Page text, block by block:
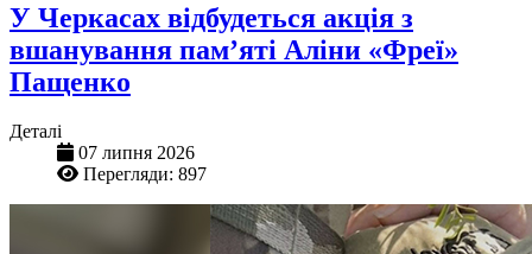
У Черкасах відбудеться акція з
вшанування пам’яті Аліни «Фреї»
Пащенко
Деталі
07 липня 2026
Перегляди: 897